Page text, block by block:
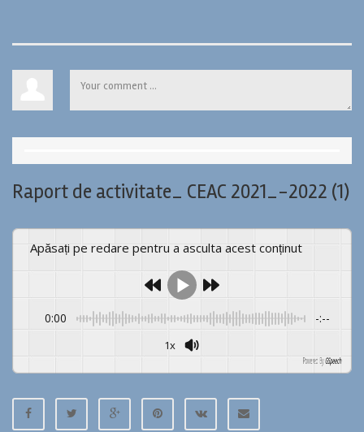
Raport de activitate_ CEAC 2021_-2022 (1)
Apăsați pe redare pentru a asculta acest conținut
0:00 -:--
1x
Powered ByGSpeech